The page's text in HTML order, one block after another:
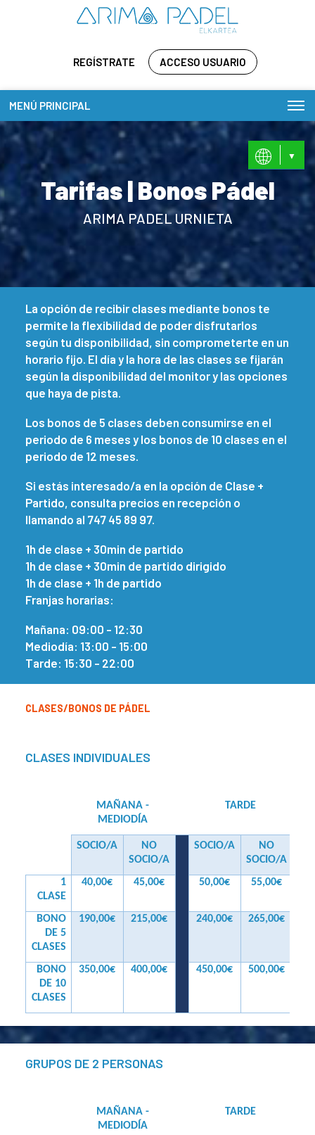
REGÍSTRATE ACCESO USUARIO
MENÚ PRINCIPAL
Tarifas | Bonos Pádel
ARIMA PADEL URNIETA
La opción de recibir clases mediante bonos te
permite la flexibilidad de poder disfrutarlos
según tu disponibilidad, sin comprometerte en un
horario fijo. El día y la hora de las clases se fijarán
según la disponibilidad del monitor y las opciones
que haya de pista.
Los bonos de 5 clases deben consumirse en el
periodo de 6 meses y los bonos de 10 clases en el
periodo de 12 meses.
Si estás interesado/a en la opción de Clase +
Partido, consulta precios en recepción o
llamando al 747 45 89 97.
1h de clase + 30min de partido
1h de clase + 30min de partido dirigido
1h de clase + 1h de partido
Franjas horarias:
Mañana: 09:00 - 12:30
Mediodía: 13:00 - 15:00
Tarde: 15:30 - 22:00
CLASES/BONOS DE PÁDEL
CLASES INDIVIDUALES
MAÑANA -
MEDIODÍA
TARDE
SOCIO/A
NO
SOCIO/A
SOCIO/A
NO
SOCIO/A
1
CLASE
40,00€ 45,00€ 50,00€ 55,00€
BONO
DE 5
CLASES
190,00€ 215,00€ 240,00€ 265,00€
BONO
DE 10
CLASES
350,00€ 400,00€ 450,00€ 500,00€
GRUPOS DE 2 PERSONAS
MAÑANA -
MEDIODÍA
TARDE